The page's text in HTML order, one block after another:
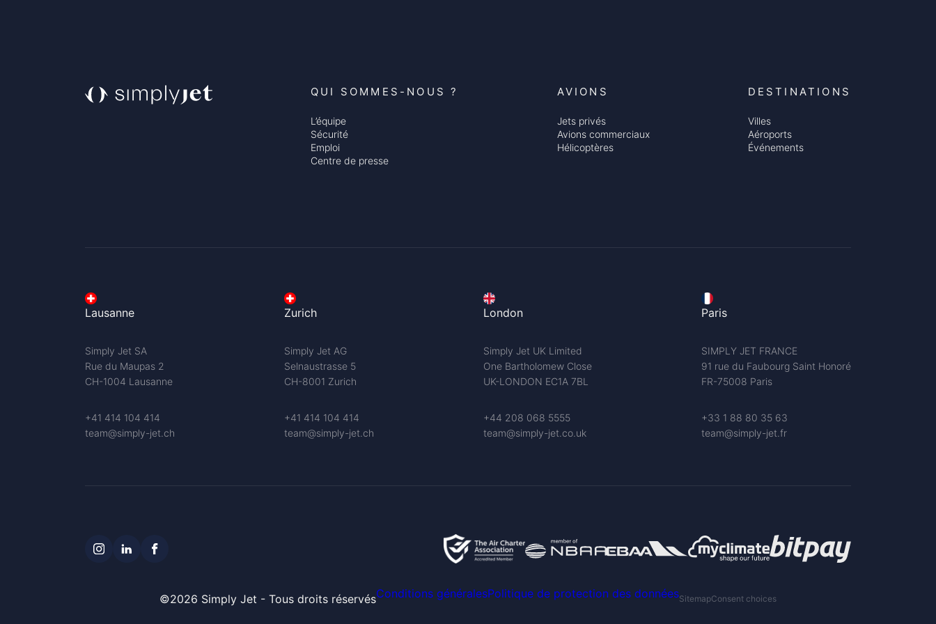
QUI SOMMES-NOUS ?
L’équipe
Sécurité
Emploi
Centre de presse
AVIONS
Jets privés
Avions commerciaux
Hélicoptères
DESTINATIONS
Villes
Aéroports
Événements
Lausanne
Simply Jet SA
Rue du Maupas 2
CH-1004 Lausanne
+41 414 104 414
team@simply-jet.ch
Zurich
Simply Jet AG
Selnaustrasse 5
CH-8001 Zurich
+41 414 104 414
team@simply-jet.ch
London
Simply Jet UK Limited
One Bartholomew Close
UK-LONDON EC1A 7BL
+44 208 068 5555
team@simply-jet.co.uk
Paris
SIMPLY JET FRANCE
91 rue du Faubourg Saint Honoré
FR-75008 Paris
+33 1 88 80 35 63
team@simply-jet.fr
©2026 Simply Jet - Tous droits réservésConditions généralesPolitique de protection des donnéesSitemapConsent choices